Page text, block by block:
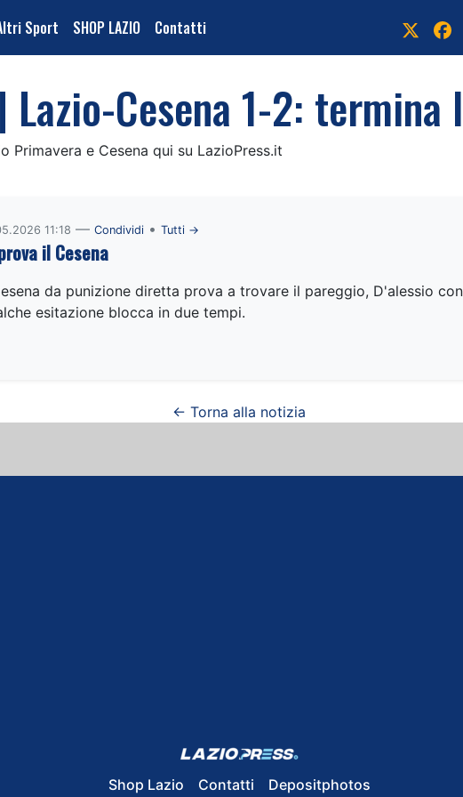
Sport SHOP LAZIO Contatti
Lazio-Cesena 1-2:
e Cesena qui su LazioPress.it
11:18 — Condividi• Tutti →
il Cesena
da punizione diretta prova a trovare il pareggio, D'alessio con
esitazione blocca in due tempi.
← Torna alla notizia
Shop Lazio Contatti Depositphotos